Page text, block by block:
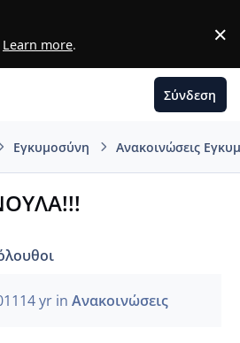
Learn more. ×
Σύνδεση
Εγκυμοσύνη Ανακοινώσεις
14 yrin Ανακοινώσεις